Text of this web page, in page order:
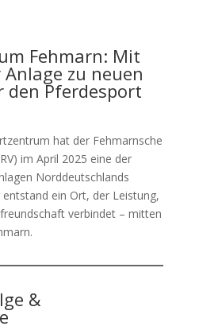
Fehmarn: Mit
zu neuen
Pferdesport
hat der Fehmarnsche
im April 2025 eine der
Norddeutschlands
ein Ort, der Leistung,
verbindet – mitten
&